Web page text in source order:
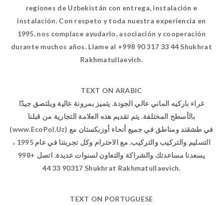
regiones de Uzbekistán con entrega, instalación e
instalación. Con respeto y toda nuestra experiencia en
1995, nos complace ayudarlo, asociación y cooperación
durante muchos años. Llame al +998 90 317 33 44 Shukhrat
Rakhmatullaevich.
TEXT ON ARABIC
غراء باركيه الماني عالي الجودة. يتميز بمرونة عالية ويلتصق جيدًا
بالأسطح المختلفة. يتم تقديم هذه العلامة التجارية من قبلنا
(www.EcoPol.Uz) في طشقند ومناطق في جميع أنحاء أوزبكستان مع
التسليم والتركيب والتركيب. مع الاحترام وكل تجربتنا في عام 1995 ،
يسعدنا مساعدتك والشراكة والتعاون لسنوات عديدة. اتصل +998
90317 33 44 Shukhrat Rakhmatullaevich.
TEXT ON PORTUGUESE